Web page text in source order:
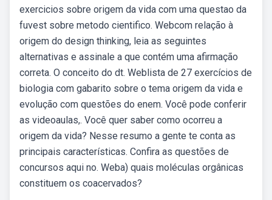
exercicios sobre origem da vida com uma questao da
fuvest sobre metodo cientifico. Webcom relação à
origem do design thinking, leia as seguintes
alternativas e assinale a que contém uma afirmação
correta. O conceito do dt. Weblista de 27 exercícios de
biologia com gabarito sobre o tema origem da vida e
evolução com questões do enem. Você pode conferir
as videoaulas,. Você quer saber como ocorreu a
origem da vida? Nesse resumo a gente te conta as
principais características. Confira as questões de
concursos aqui no. Weba) quais moléculas orgânicas
constituem os coacervados?